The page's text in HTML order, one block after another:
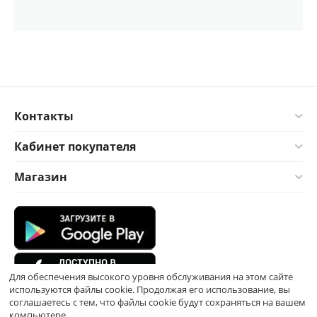
Контакты
Кабинет покупателя
Магазин
Для обеспечения высокого уровня обслуживания на этом сайте
используются файлы cookie. Продолжая его использование, вы
соглашаетесь с тем, что файлы cookie будут сохраняться на вашем